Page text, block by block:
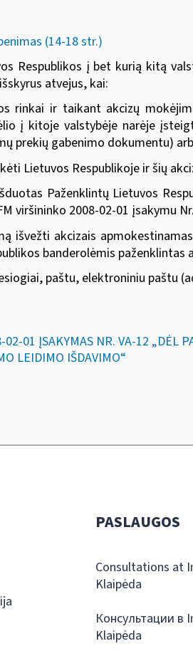
(14-18 str.)
Respublikos į bet kurią kitą
atvejus, kai:
rinkai ir taikant akcizų
į kitoje valstybėje narėje
prekių gabenimo dokumentu)
Lietuvos Respublikoje ir šių
Paženklintų Lietuvos
viršininko 2008-02-01 įsakymu
išvežti akcizais
banderolėmis paženklintas
paštu, elektroniniu paštu
01 ĮSAKYMAS NR. VA-12 „DĖL
LEIDIMO IŠDAVIMO“
PASLAUGOS
Consultations at
Klaipėda
Консультации в
Klaipėda